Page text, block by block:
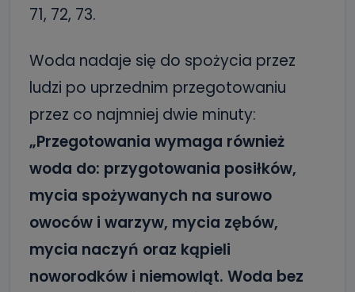
71, 72, 73.
Woda nadaje się do spożycia przez
ludzi po uprzednim przegotowaniu
przez co najmniej dwie minuty:
„Przegotowania wymaga również
woda do: przygotowania posiłków,
mycia spożywanych na surowo
owoców i warzyw, mycia zębów,
mycia naczyń oraz kąpieli
noworodków i niemowląt. Woda bez